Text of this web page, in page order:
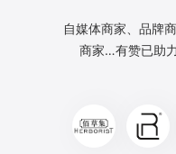
自媒体商家、品牌
商家…有赞已助